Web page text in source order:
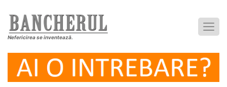
Nefericirea se inventează.